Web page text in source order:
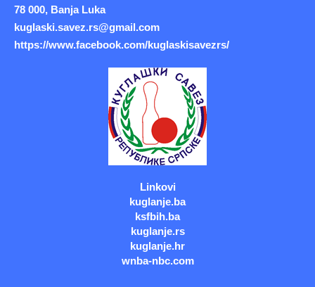
78 000, Banja Luka
kuglaski.savez.rs@gmail.com
https://www.facebook.com/kuglaskisavezrs/
Linkovi
kuglanje.ba
ksfbih.ba
kuglanje.rs
kuglanje.hr
wnba-nbc.com